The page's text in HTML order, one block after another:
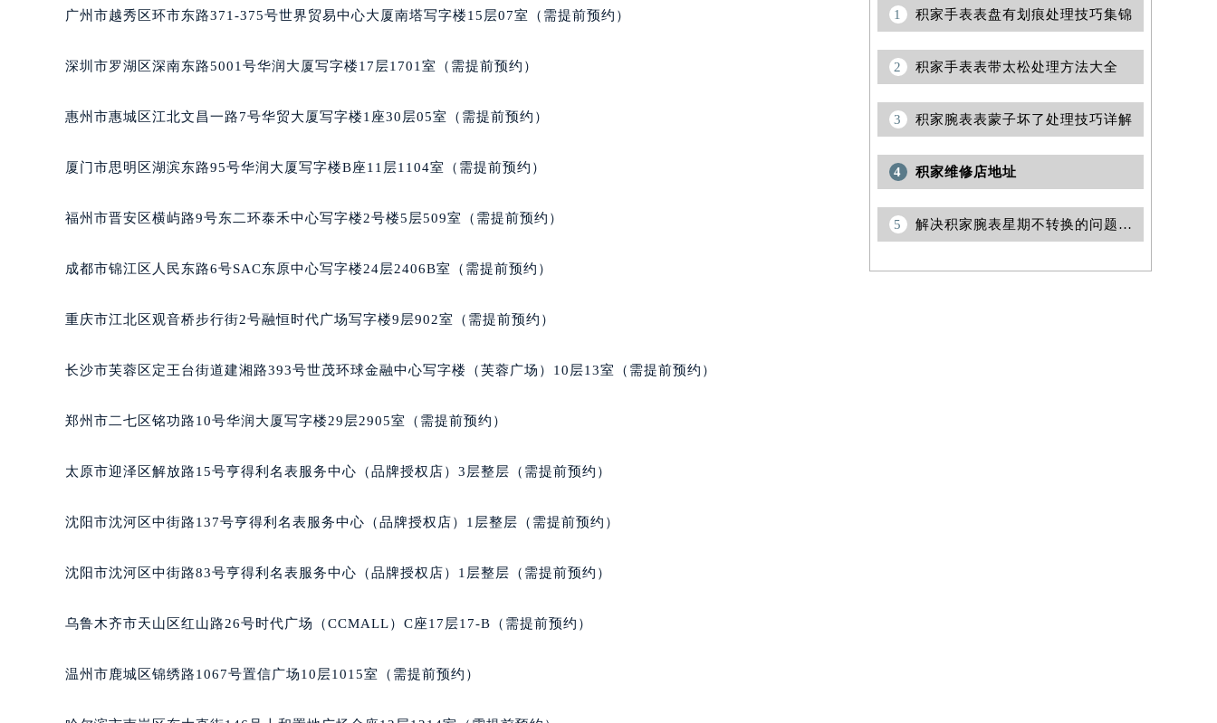
辽宁省本溪市平山区胜利路积家售后服务中心（需提前预约）
辽宁省丹东市振兴区七经街积家售后服务中心（需提前预约）
辽宁省阜新市海州区解放大街积家售后服务中心（需提前预约）
辽宁省锦州市古塔区中央大街积家售后服务中心（需提前预约）
辽宁省盘锦市兴隆台区石油大街积家售后服务中心（需提前预约）
辽宁省营口市站前区市府路与渤海大街交叉口积家售后服务中心（需提前预约）
辽宁省沈阳市沈河区中街路83号亨得利名表维修授权店1楼积家售后服务中心（需提前预约）
北京市东城区东长安街1号王府井东方广场W3座6层602室积家售后服务中心（需提前预约）
内蒙古自治区阿拉善盟市左旗土尔扈特大街积家售后服务中心（需提前预约）
内蒙古自治区包头市青山区幸福路甲3号王府井百货名表维修积家售后服务中心（需提前预约）
内蒙古自治区鄂尔多斯市东胜区伊金霍洛街积家售后服务中心（需提前预约）
内蒙古自治区通辽市科尔沁区明仁大街积家售后服务中心（需提前预约）
内蒙古自治区乌兰察布市集宁区恩和大街积家售后服务中心（需提前预约）
内蒙古自治区兴安盟市乌兰浩特市兴安大街积家售后服务中心（需提前预约）
广州市越秀区环市东路371-375号世界贸易中心大厦南塔写字楼15层07室（需提前预约）
深圳市罗湖区深南东路5001号华润大厦写字楼17层1701室（需提前预约）
惠州市惠城区江北文昌一路7号华贸大厦写字楼1座30层05室（需提前预约）
厦门市思明区湖滨东路95号华润大厦写字楼B座11层1104室（需提前预约）
福州市晋安区横屿路9号东二环泰禾中心写字楼2号楼5层509室（需提前预约）
成都市锦江区人民东路6号SAC东原中心写字楼24层2406B室（需提前预约）
重庆市江北区观音桥步行街2号融恒时代广场写字楼9层902室（需提前预约）
长沙市芙蓉区定王台街道建湘路393号世茂环球金融中心写字楼（芙蓉广场）10层13室（需提前预约）
郑州市二七区铭功路10号华润大厦写字楼29层2905室（需提前预约）
太原市迎泽区解放路15号亨得利名表服务中心（品牌授权店）3层整层（需提前预约）
沈阳市沈河区中街路137号亨得利名表服务中心（品牌授权店）1层整层（需提前预约）
沈阳市沈河区中街路83号亨得利名表服务中心（品牌授权店）1层整层（需提前预约）
乌鲁木齐市天山区红山路26号时代广场（CCMALL）C座17层17-B（需提前预约）
温州市鹿城区锦绣路1067号置信广场10层1015室（需提前预约）
1 积家手表表盘有划痕处理技巧集锦
2 积家手表表带太松处理方法大全
3 积家腕表表蒙子坏了处理技巧详解
4 积家维修店地址
5 解决积家腕表星期不转换的问题方法